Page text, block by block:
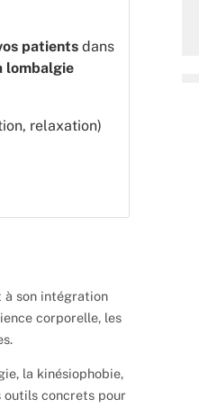
patientsdans
lombalgie
relaxation)
à son intégration
corporelle, les
la kinésiophobie,
outils concrets pour